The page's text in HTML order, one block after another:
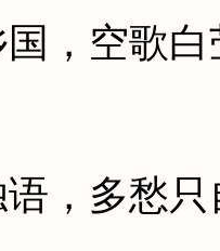
空歌白
多愁只